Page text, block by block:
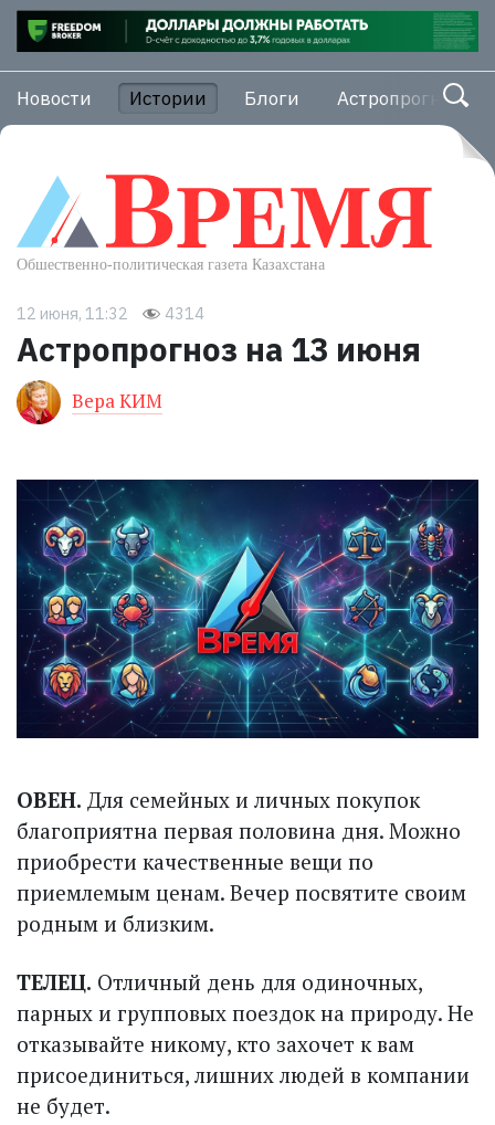
Новости Истории Блоги Астропрогноз
12 июня, 11:32 4314
Астропрогноз на 13 июня
Вера КИМ
ОВЕН. Для семейных и личных покупок
благоприятна первая половина дня. Можно
приобрести качественные вещи по
приемлемым ценам. Вечер посвятите своим
родным и близким.
ТЕЛЕЦ. Отличный день для одиночных,
парных и групповых поездок на природу. Не
отказывайте никому, кто захочет к вам
присоединиться, лишних людей в компании
не будет.